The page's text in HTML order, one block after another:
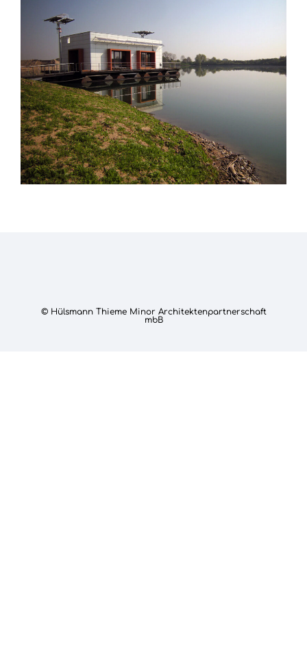
© Hülsmann Thieme Minor Architektenpartnerschaft
mbB